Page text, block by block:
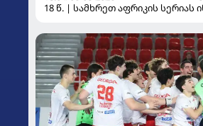
18 წ. | სამხრეთ აფრიკის სერიას